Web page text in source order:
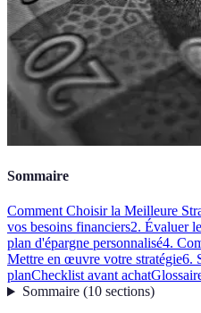
Sommaire
Comment Choisir la Meilleure
vos besoins financiers2. Évaluer
plan d'épargne personnalisé4.
Mettre en œuvre votre stratégie6.
planChecklist avant achat
Sommaire(10 sections)